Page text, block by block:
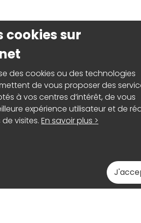
cookies sur
des cookies ou des technologies
de vous proposer des
à vos centres d’intérêt, de vous
expérience utilisateur et de
visites.En savoir plus >